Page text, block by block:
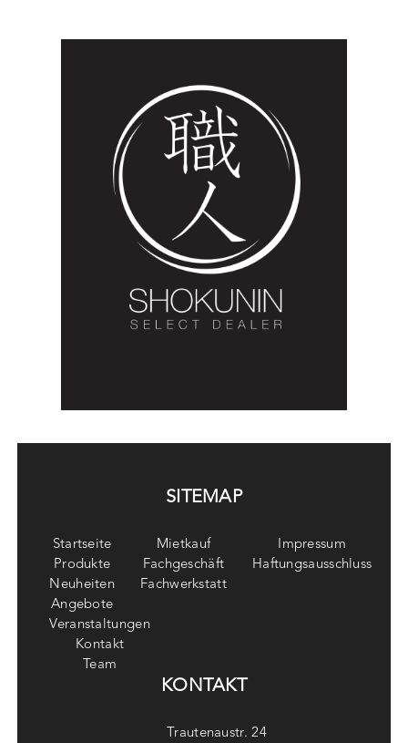
SITEMAP
Startseite
Produkte
Neuheiten
Angebote
Mietkauf
Fachgeschäft
Fachwerkstatt
Impressum
Haftungsausschluss
Veranstaltungen
Kontakt
Team
KONTAKT
Trautenaustr. 24